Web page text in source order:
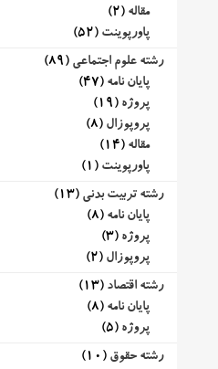
مقاله (2)
پاورپوینت (52)
رشته علوم اجتماعی (89)
پایان نامه (47)
پروژه (19)
پروپوزال (8)
مقاله (14)
پاورپوینت (1)
رشته تربیت بدنی (13)
پایان نامه (8)
پروژه (3)
پروپوزال (2)
رشته اقتصاد (13)
پایان نامه (8)
پروژه (5)
رشته حقوق (10)